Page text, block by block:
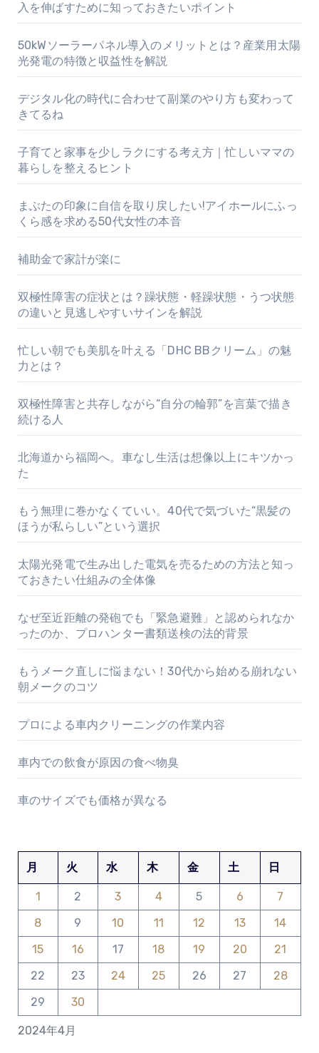
入を伸ばすために知っておきたいポイント
50kWソーラーパネル導入のメリットとは？産業用太陽
光発電の特徴と収益性を解説
デジタル化の時代に合わせて副業のやり方も変わって
きてるね
子育てと家事を少しラクにする考え方｜忙しいママの
暮らしを整えるヒント
まぶたの印象に自信を取り戻したい!アイホールにふっ
くら感を求める50代女性の本音
補助金で家計が楽に
双極性障害の症状とは？躁状態・軽躁状態・うつ状態
の違いと見逃しやすいサインを解説
忙しい朝でも美肌を叶える「DHC BBクリーム」の魅
力とは？
双極性障害と共存しながら“自分の輪郭”を言葉で描き
続ける人
北海道から福岡へ。車なし生活は想像以上にキツかっ
た
もう無理に巻かなくていい。40代で気づいた“黒髪の
ほうが私らしい”という選択
太陽光発電で生み出した電気を売るための方法と知っ
ておきたい仕組みの全体像
なぜ至近距離の発砲でも「緊急避難」と認められなか
ったのか、プロハンター書類送検の法的背景
もうメーク直しに悩まない！30代から始める崩れない
朝メークのコツ
プロによる車内クリーニングの作業内容
車内での飲食が原因の食べ物臭
車のサイズでも価格が異なる
2024年4月
月 火 水 木 金 土 日
1 2 3 4 5 6
7
8
9 10 11 12 13
14
15
16 17 18 19 20
21
22
23 24 25 26 27
28
29
30